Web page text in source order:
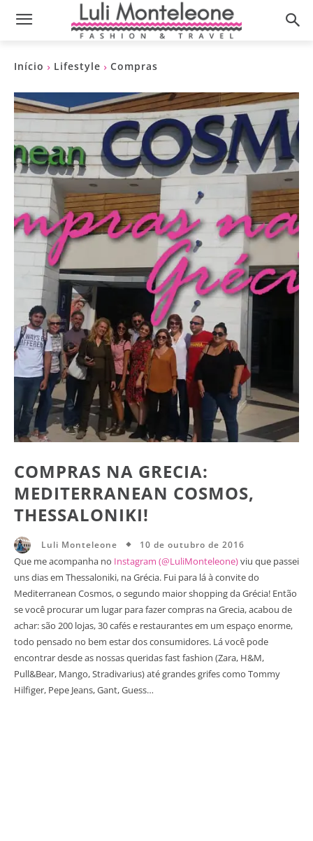
Início Lifestyle Compras
COMPRAS NA GRECIA:
MEDITERRANEAN COSMOS,
THESSALONIKI!
Luli Monteleone 10 de outubro de 2016
Que me acompanha no Instagram (@LuliMonteleone)viu que passei
uns dias em Thessaloniki, na Grécia. Fui para lá à convite do
Mediterranean Cosmos, o segundo maior shopping da Grécia! Então
se você procurar um lugar para fazer compras na Grecia, acabou de
achar: são 200 lojas, 30 cafés e restaurantes em um espaço enorme,
todo pensado no bem estar dos consumidores. Lá você pode
encontrar desde as nossas queridas fast fashion (Zara, H&M,
Pull&Bear, Mango, Stradivarius) até grandes grifes como Tommy
Hilfiger, Pepe Jeans, Gant, Guess…